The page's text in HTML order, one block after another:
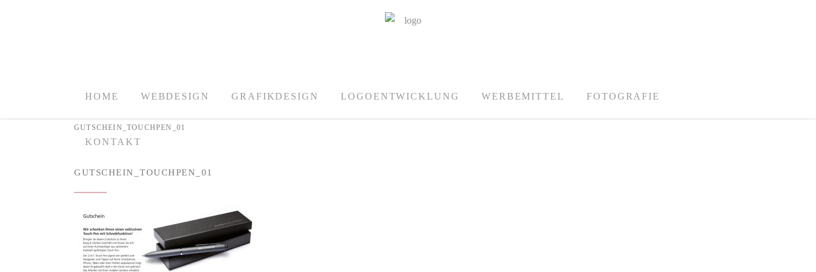
HOME WEBDESIGN GRAFIKDESIGN LOGOENTWICKLUNG WERBEMITTEL FOTOGRAFIE
KONTAKT
GUTSCHEIN_TOUCHPEN_01
GUTSCHEIN_TOUCHPEN_01